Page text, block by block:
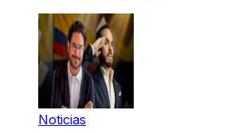
Noticias